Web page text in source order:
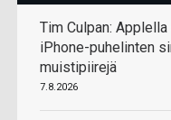
Tim Culpan:
iPhone-puhelinten
muistipiirejä
7.8.2026